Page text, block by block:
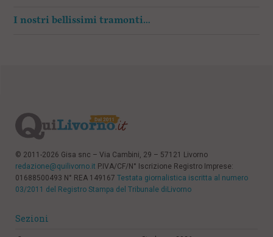
I nostri bellissimi tramonti…
© 2011-2026 Gisa snc – Via Cambini, 29 – 57121 Livorno
redazione@quilivorno.it P.IVA/CF/N° Iscrizione Registro Imprese:
01688500493 N° REA 149167 Testata giornalistica iscritta al numero
03/2011 del Registro Stampa del Tribunale diLivorno
Sezioni